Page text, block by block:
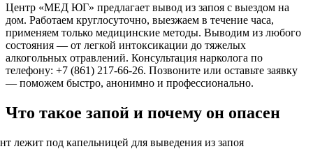
Центр «МЕД ЮГ» предлагает вывод из запоя с выездом на
дом. Работаем круглосуточно, выезжаем в течение часа,
применяем только медицинские методы. Выводим из любого
состояния — от легкой интоксикации до тяжелых
алкогольных отравлений. Консультация нарколога по
телефону: +7 (861) 217-66-26. Позвоните или оставьте заявку
— поможем быстро, анонимно и профессионально.
Что такое запой и почему он опасен